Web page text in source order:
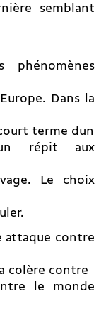
semblant
Dans la
terme dun
répit aux
Le choix
attaque contre
colère contre
le monde